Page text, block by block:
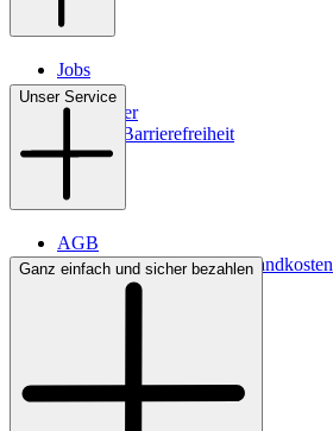
Jobs
Filialen
Newsletter
Digitale Barrierefreiheit
Unser Service
AGB
Lieferbedingungen & Versandkosten
Bezahlung
Ganz einfach und sicher bezahlen